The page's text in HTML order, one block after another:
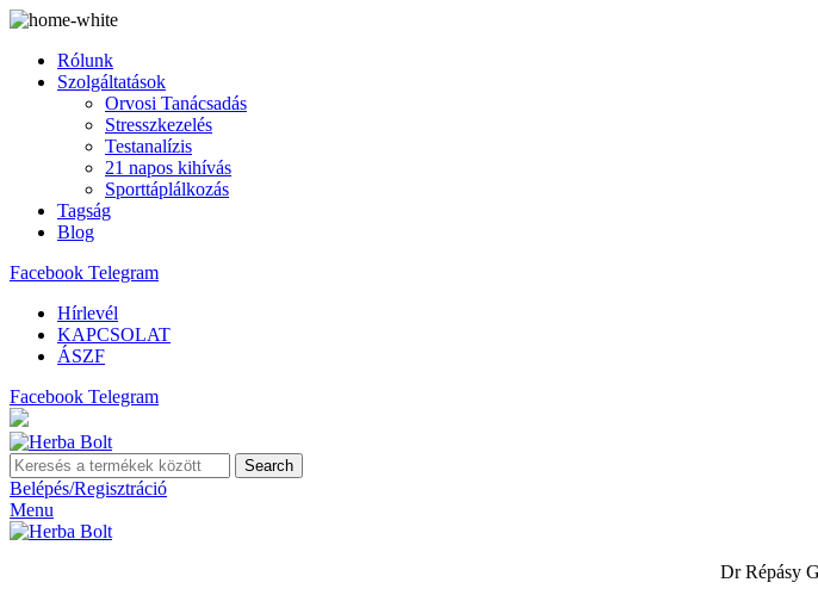
Rólunk
Szolgáltatások
Orvosi Tanácsadás
Stresszkezelés
Testanalízis
21 napos kihívás
Sporttáplálkozás
Tagság
Blog
Facebook Telegram
Hírlevél
KAPCSOLAT
ÁSZF
Facebook Telegram
Search
Belépés/Regisztráció
Menu
Dr Répásy